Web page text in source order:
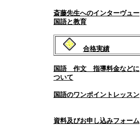
斎藤先生へのインターヴュー
国語と教育
合格実績
国語 作文 指導料金などに
ついて
国語のワンポイントレッスン
資料及びお申し込みフォーム